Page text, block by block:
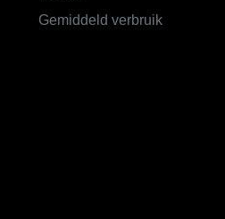
Gemiddeld verbruik